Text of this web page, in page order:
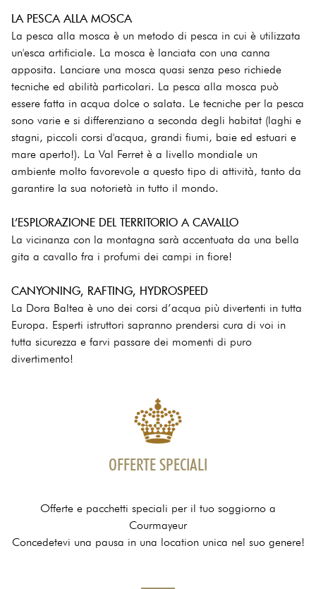
LA PESCA ALLA MOSCA
La pesca alla mosca è un metodo di pesca in cui è utilizzata
un'esca artificiale. La mosca è lanciata con una canna
apposita. Lanciare una mosca quasi senza peso richiede
tecniche ed abilità particolari. La pesca alla mosca può
essere fatta in acqua dolce o salata. Le tecniche per la pesca
sono varie e si differenziano a seconda degli habitat (laghi e
stagni, piccoli corsi d'acqua, grandi fiumi, baie ed estuari e
mare aperto!). La Val Ferret è a livello mondiale un
ambiente molto favorevole a questo tipo di attività, tanto da
garantire la sua notorietà in tutto il mondo.
L’ESPLORAZIONE DEL TERRITORIO A CAVALLO
La vicinanza con la montagna sarà accentuata da una bella
gita a cavallo fra i profumi dei campi in fiore!
CANYONING, RAFTING, HYDROSPEED
La Dora Baltea è uno dei corsi d’acqua più divertenti in tutta
Europa. Esperti istruttori sapranno prendersi cura di voi in
tutta sicurezza e farvi passare dei momenti di puro
divertimento!
OFFERTE SPECIALI
Offerte e pacchetti speciali per il tuo soggiorno a
Courmayeur
Concedetevi una pausa in una location unica nel suo genere!